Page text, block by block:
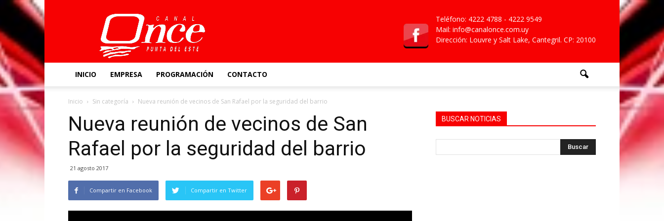
Canal
Once
Teléfono: 4222 4788 - 4222 9549
Mail: info@canalonce.com.uy
Dirección: Louvre y Salt Lake, Cantegril. CP: 20100
INICIO EMPRESA PROGRAMACIÓN CONTACTO
Inicio Sin categoría Nueva reunión de vecinos de San Rafael por la seguridad del barrio
Nueva reunión de vecinos de San
Rafael por la seguridad del barrio
21 agosto 2017
Compartir en Facebook Compartir en Twitter
BUSCAR NOTICIAS